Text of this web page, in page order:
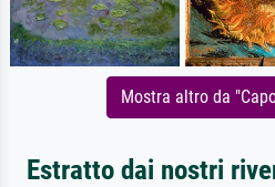
Mostra altro da
Estratto dai nostri